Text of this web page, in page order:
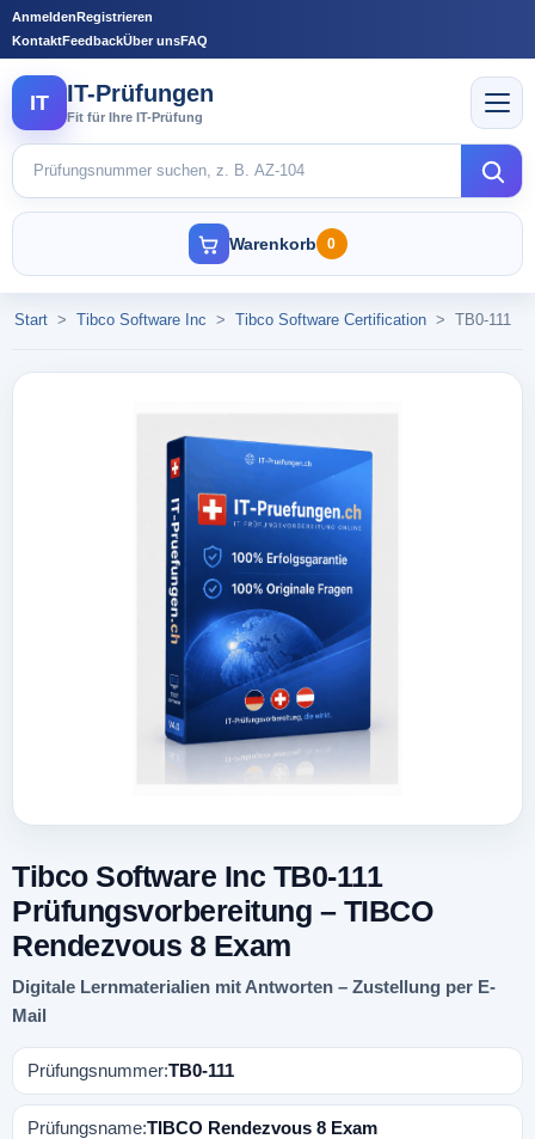
AnmeldenRegistrieren
KontaktFeedbackÜber unsFAQ
IT IT-Prüfungen
Fit für Ihre IT-Prüfung
Warenkorb 0
Start > Tibco Software Inc > Tibco Software Certification > TB0-111
Tibco Software Inc TB0-111
Prüfungsvorbereitung – TIBCO
Rendezvous 8 Exam
Digitale Lernmaterialien mit Antworten – Zustellung per E-
Mail
Prüfungsnummer:TB0-111
Prüfungsname:TIBCO Rendezvous 8 Exam